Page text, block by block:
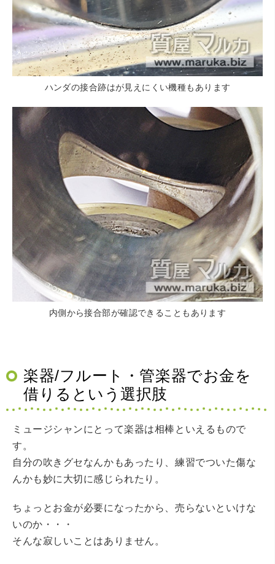
ハンダの接合跡はが見えにくい機種もあります
内側から接合部が確認できることもあります
楽器/フルート・管楽器でお金を
借りるという選択肢
ミュージシャンにとって楽器は相棒といえるもので
す。
自分の吹きグセなんかもあったり、練習でついた傷な
んかも妙に大切に感じられたり。
ちょっとお金が必要になったから、売らないといけな
いのか・・・
そんな寂しいことはありません。